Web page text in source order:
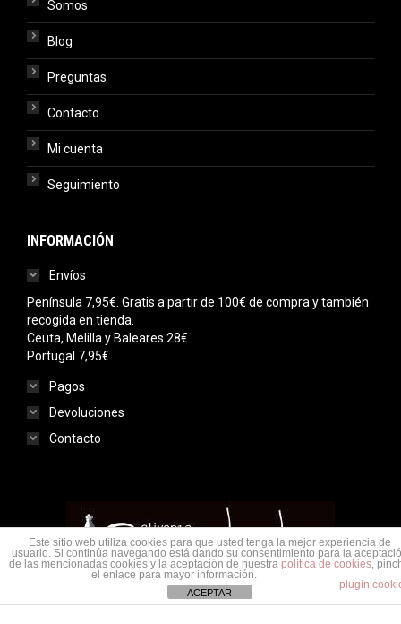
Somos
Blog
Preguntas
Contacto
Mi cuenta
Seguimiento
INFORMACIÓN
Envíos
Península 7,95€. Gratis a partir de 100€ de compra y también
recogida en tienda.
Ceuta, Melilla y Baleares 28€.
Portugal 7,95€.
Pagos
Devoluciones
Contacto
Menu legal
Este sitio web utiliza cookies para que usted tenga la mejor experiencia de
usuario. Si continúa navegando está dando su consentimiento para la
de las mencionadas cookies y la aceptación de nuestra política de cookies,
el enlace para mayor información.
plugin
ACEPTAR